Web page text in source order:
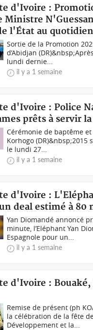
d'Ivoire :
Ministre
l'État au
Sortie de la Promotion
d’Abidjan
lundi dernie...
il y a 1 semaine
d'Ivoire : Police
prêts à servir
Cérémonie de baptême
Korhogo
le lundi 27...
il y a 1 semaine
d'Ivoire :
deal estimé à 80
Yan Diomandé annoncé
minute, l’Eléphant Yan
Espagnole pour un...
il y a 1 semaine
d'Ivoire :
Remise de présent (ph
la célébration de la fête
Développement et la...